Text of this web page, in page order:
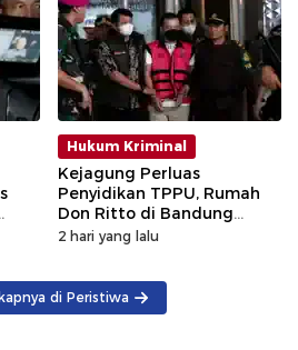
Hukum Kriminal
Kejagung Perluas
Penyidikan TPPU, Rumah
Don Ritto di Bandung
Digeledah
2 hari yang lalu
di Peristiwa